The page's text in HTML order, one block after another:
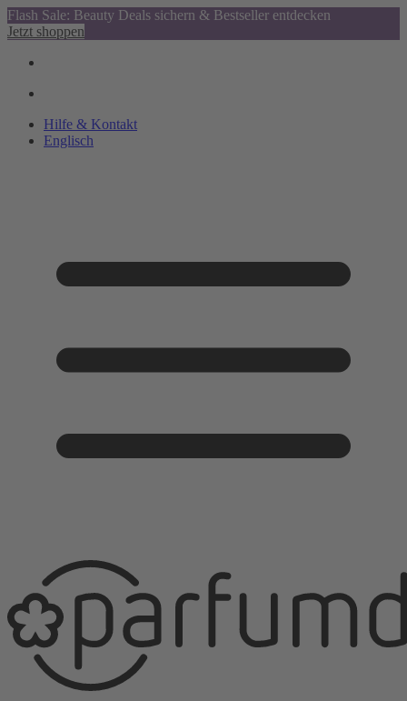
Flash Sale: Beauty Deals sichern & Bestseller entdecken
Jetzt shoppen
Hilfe & Kontakt
Englisch